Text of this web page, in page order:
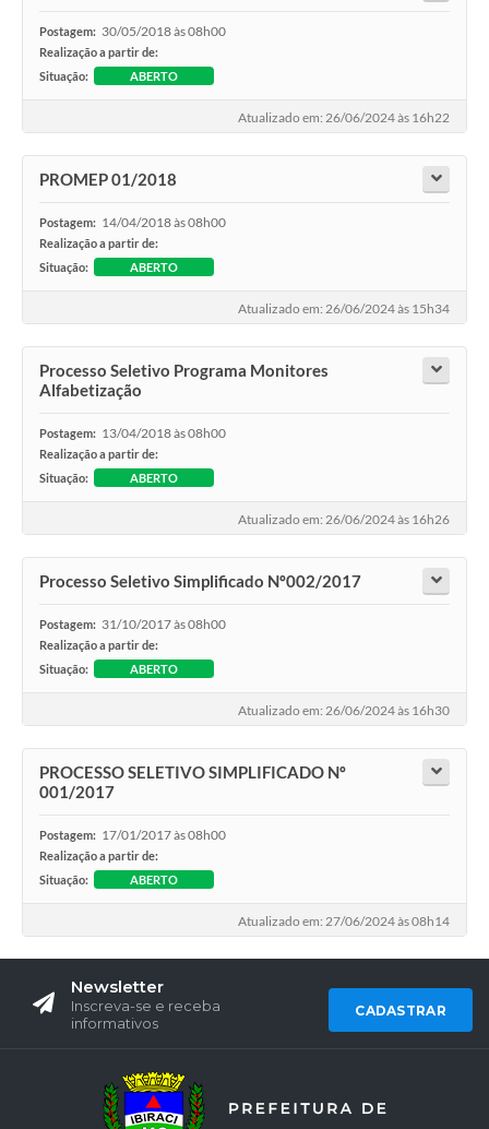
Postagem: 30/05/2018 às 08h00
Realização a partir de:
Situação:
ABERTO
Atualizado em: 26/06/2024 às 16h22
PROMEP 01/2018
Postagem: 14/04/2018 às 08h00
Realização a partir de:
Situação:
ABERTO
Atualizado em: 26/06/2024 às 15h34
Processo Seletivo Programa Monitores
Alfabetização
Postagem: 13/04/2018 às 08h00
Realização a partir de:
Situação:
ABERTO
Atualizado em: 26/06/2024 às 16h26
Processo Seletivo Simplificado Nº002/2017
Postagem: 31/10/2017 às 08h00
Realização a partir de:
Situação:
ABERTO
Atualizado em: 26/06/2024 às 16h30
PROCESSO SELETIVO SIMPLIFICADO Nº
001/2017
Postagem: 17/01/2017 às 08h00
Realização a partir de:
Situação:
ABERTO
Atualizado em: 27/06/2024 às 08h14
Newsletter
Inscreva-se e receba
informativos
CADASTRAR